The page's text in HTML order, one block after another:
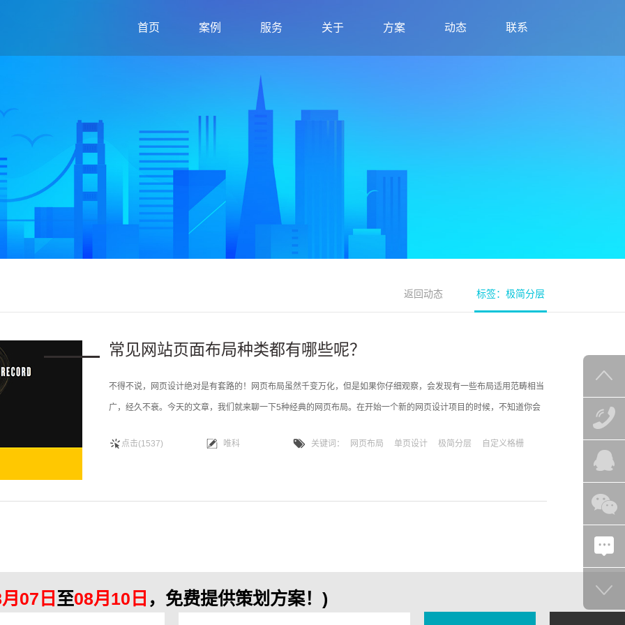
首页 案例 服务 关于 方案 动态 联系
返回动态 标签：极简分层
常见网站页面布局种类都有哪些呢？
不得不说，网页设计绝对是有套路的！网页布局虽然千变万化，但是如果你仔细观察，会发现有一些布局适用范畴相当
广，经久不衰。今天的文章，我们就来聊一下5种经典的网页布局。在开始一个新的网页设计项目的时候，不知道你会
多时候，这些冲动和犹豫都在需求的磨合、设计的细化中，逐步淡化。相比大家也都发现了，
点击(1537) 唯科 关键词： 网页布局 单页设计 极简分层 自定义格栅
07日 至08月10日 ，免费提供策划方案！)